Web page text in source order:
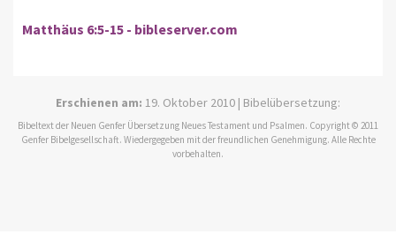
Matthäus 6:5-15 - bibleserver.com
Erschienen am: 19. Oktober 2010 | Bibelübersetzung:
Bibeltext der Neuen Genfer Übersetzung Neues Testament und Psalmen. Copyright © 2011
Genfer Bibelgesellschaft. Wiedergegeben mit der freundlichen Genehmigung. Alle Rechte
vorbehalten.